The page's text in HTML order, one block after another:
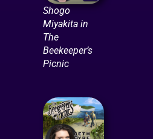
Shogo
Miyakita in
The
Beekeeper’s
Picnic